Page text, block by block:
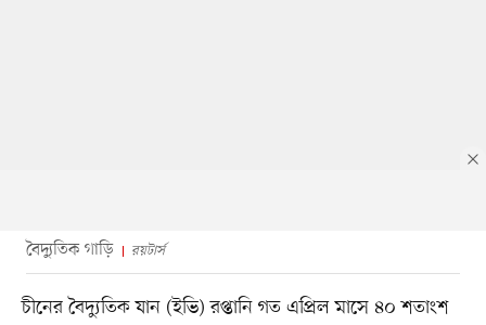
বৈদ্যুতিক গাড়ি রয়টার্স
চীনের বৈদ্যুতিক যান (ইভি) রপ্তানি গত এপ্রিল মাসে ৪০ শতাংশ